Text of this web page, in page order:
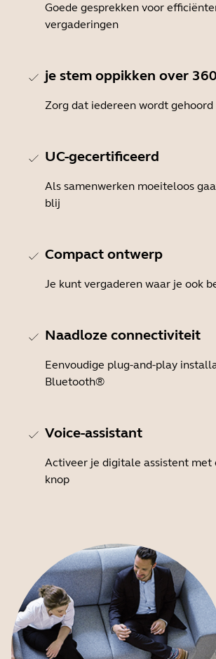
Goede gesprekken voor
vergaderingen
je stem oppikken over
Zorg dat iedereen wordt gehoord
UC-gecertificeerd
Als samenwerken moeiteloos
blij
Compact ontwerp
Je kunt vergaderen waar je ook
Naadloze connectiviteit
Eenvoudige plug-and-play
Bluetooth®
Voice-assistant
Activeer je digitale assistent met
knop